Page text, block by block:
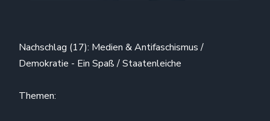
Nachschlag (17): Medien & Antifaschismus /
Demokratie - Ein Spaß / Staatenleiche
Themen: